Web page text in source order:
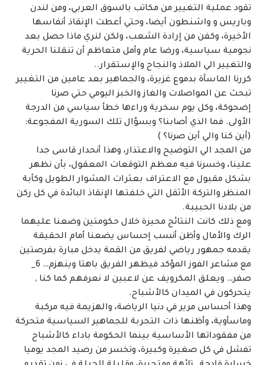
تقود عملية التغيير من مكاتب بالسوق العربي، ومن لندن
وباريس و واشنطون أيضا، وحتي أعطت الإنقاذ أنفاسها
الأخيرة، وكفن من إرادة الشعب، ولكن لنري ماذا حصل بعد
نجومية سياسية، ورضا عام وأمل متعاظم أن تنقلنا الحرية
والتغيير الي الملاذ والنجاح والإستقرار..
كررنا الماسأة بدموع غزيرة، والجماهير بعد عامين من التغيير
تبحث عن المواصلات والغاز والخبز اليومي حتي صرنا
إضحوكة، وكل يوم سخرية وراءها خطأ سياسي من الدرجة
الأولى. فما الذي أصابنا؟ وبسؤال تلك السورية المفجوعة:
(أين كنا والي أين صرنا؟ )
من المجد الي التوضيح والاعتذار، وهذا أنحدار قاسى جدا
علينا، وخسرنا فيه معظم التوقعات المعقول، بأن نظهر
بشكل مقبول مع الاعتراف بعثرات المشوار الطويل وكأبة
المنظر والتركة الأثقل التي خلفتها الإنقاذ البائدة في كل ركن
من بلادنا الحبيبة.
ومع ذلك كانت النتائج محيرة خلال حكومتين وضعنا عليهما
الرك والأمال وأظن أنسب إحساس يضعنا أمام الحقيقة
يقدمه جمهور رياضي لفريق من القمة يدخل مبارة بفرصتين
مع مشاعر الفوز المؤكد فيظهر الفريق باهتا وينهزم… 6_
صفر… ويعلق المكرويف عن لاعبين لا نعرفهم كما كنا ,
يتحركون في الميدان كالأشباح.
وهذا أحساس مرير في دنيا الرياضة، والهزيمة فيه مركبة
وماسأوية، وأظنها ذات التجربة للجماهير السياسية متحركة
من مفقوداتها الأساسية بينما الحكومة باداء كالأشباح
تفشل في كل صغيرة وكبيرة، وتخسر من رصيد المجد يوميا